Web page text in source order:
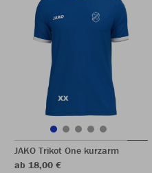
JAKO Trikot One kurzarm
ab 18,00 €